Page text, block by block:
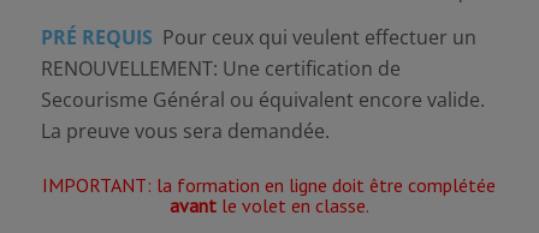
PRÉ REQUIS Pour ceux qui veulent effectuer un
RENOUVELLEMENT: Une certification de
Secourisme Général ou équivalent encore valide.
La preuve vous sera demandée.
IMPORTANT: la formation en ligne doit être complétée
avant le volet en classe.